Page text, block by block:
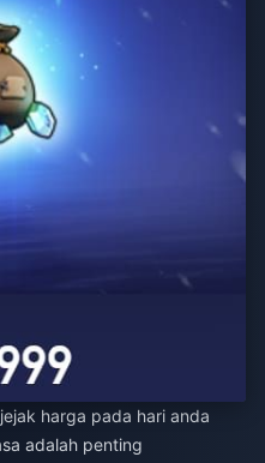
harga pada hari anda
adalah penting